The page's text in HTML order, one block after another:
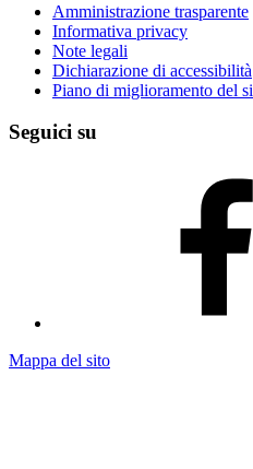
Amministrazione trasparente
Informativa privacy
Note legali
Dichiarazione di accessibilità
Piano di miglioramento del
Seguici su
Mappa del sito